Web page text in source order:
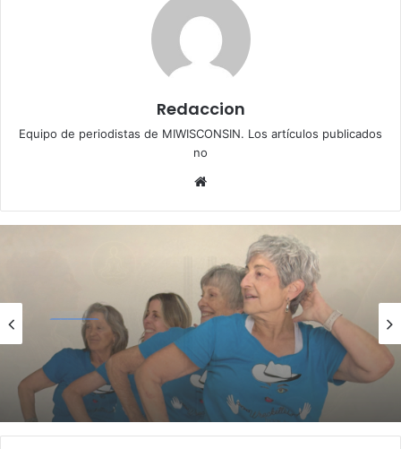
Redaccion
Equipo de periodistas de MIWISCONSIN. Los artículos publicados
no
te
Salud
mayo 27, 2026
Beneficios de bailar para adultos
mayores